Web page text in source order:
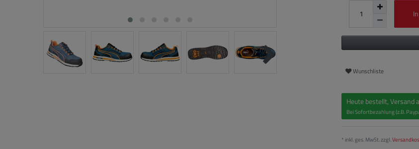
Wunschliste
Heute bestellt, Versand
Bei Sofortbezahlung (z.B.
* inkl. ges. MwSt. zzgl.